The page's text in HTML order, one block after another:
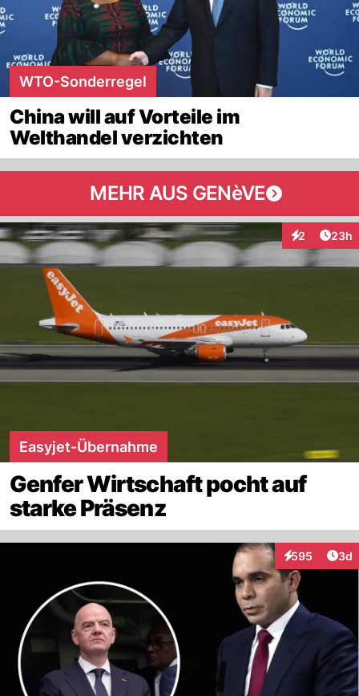
WTO-Sonderregel
China will auf Vorteile im
Welthandel verzichten
MEHR AUS GENèVE
2
Interaktionen
23h
Easyjet-Übernahme
Genfer Wirtschaft pocht auf
starke Präsenz
595
Interaktionen
3d